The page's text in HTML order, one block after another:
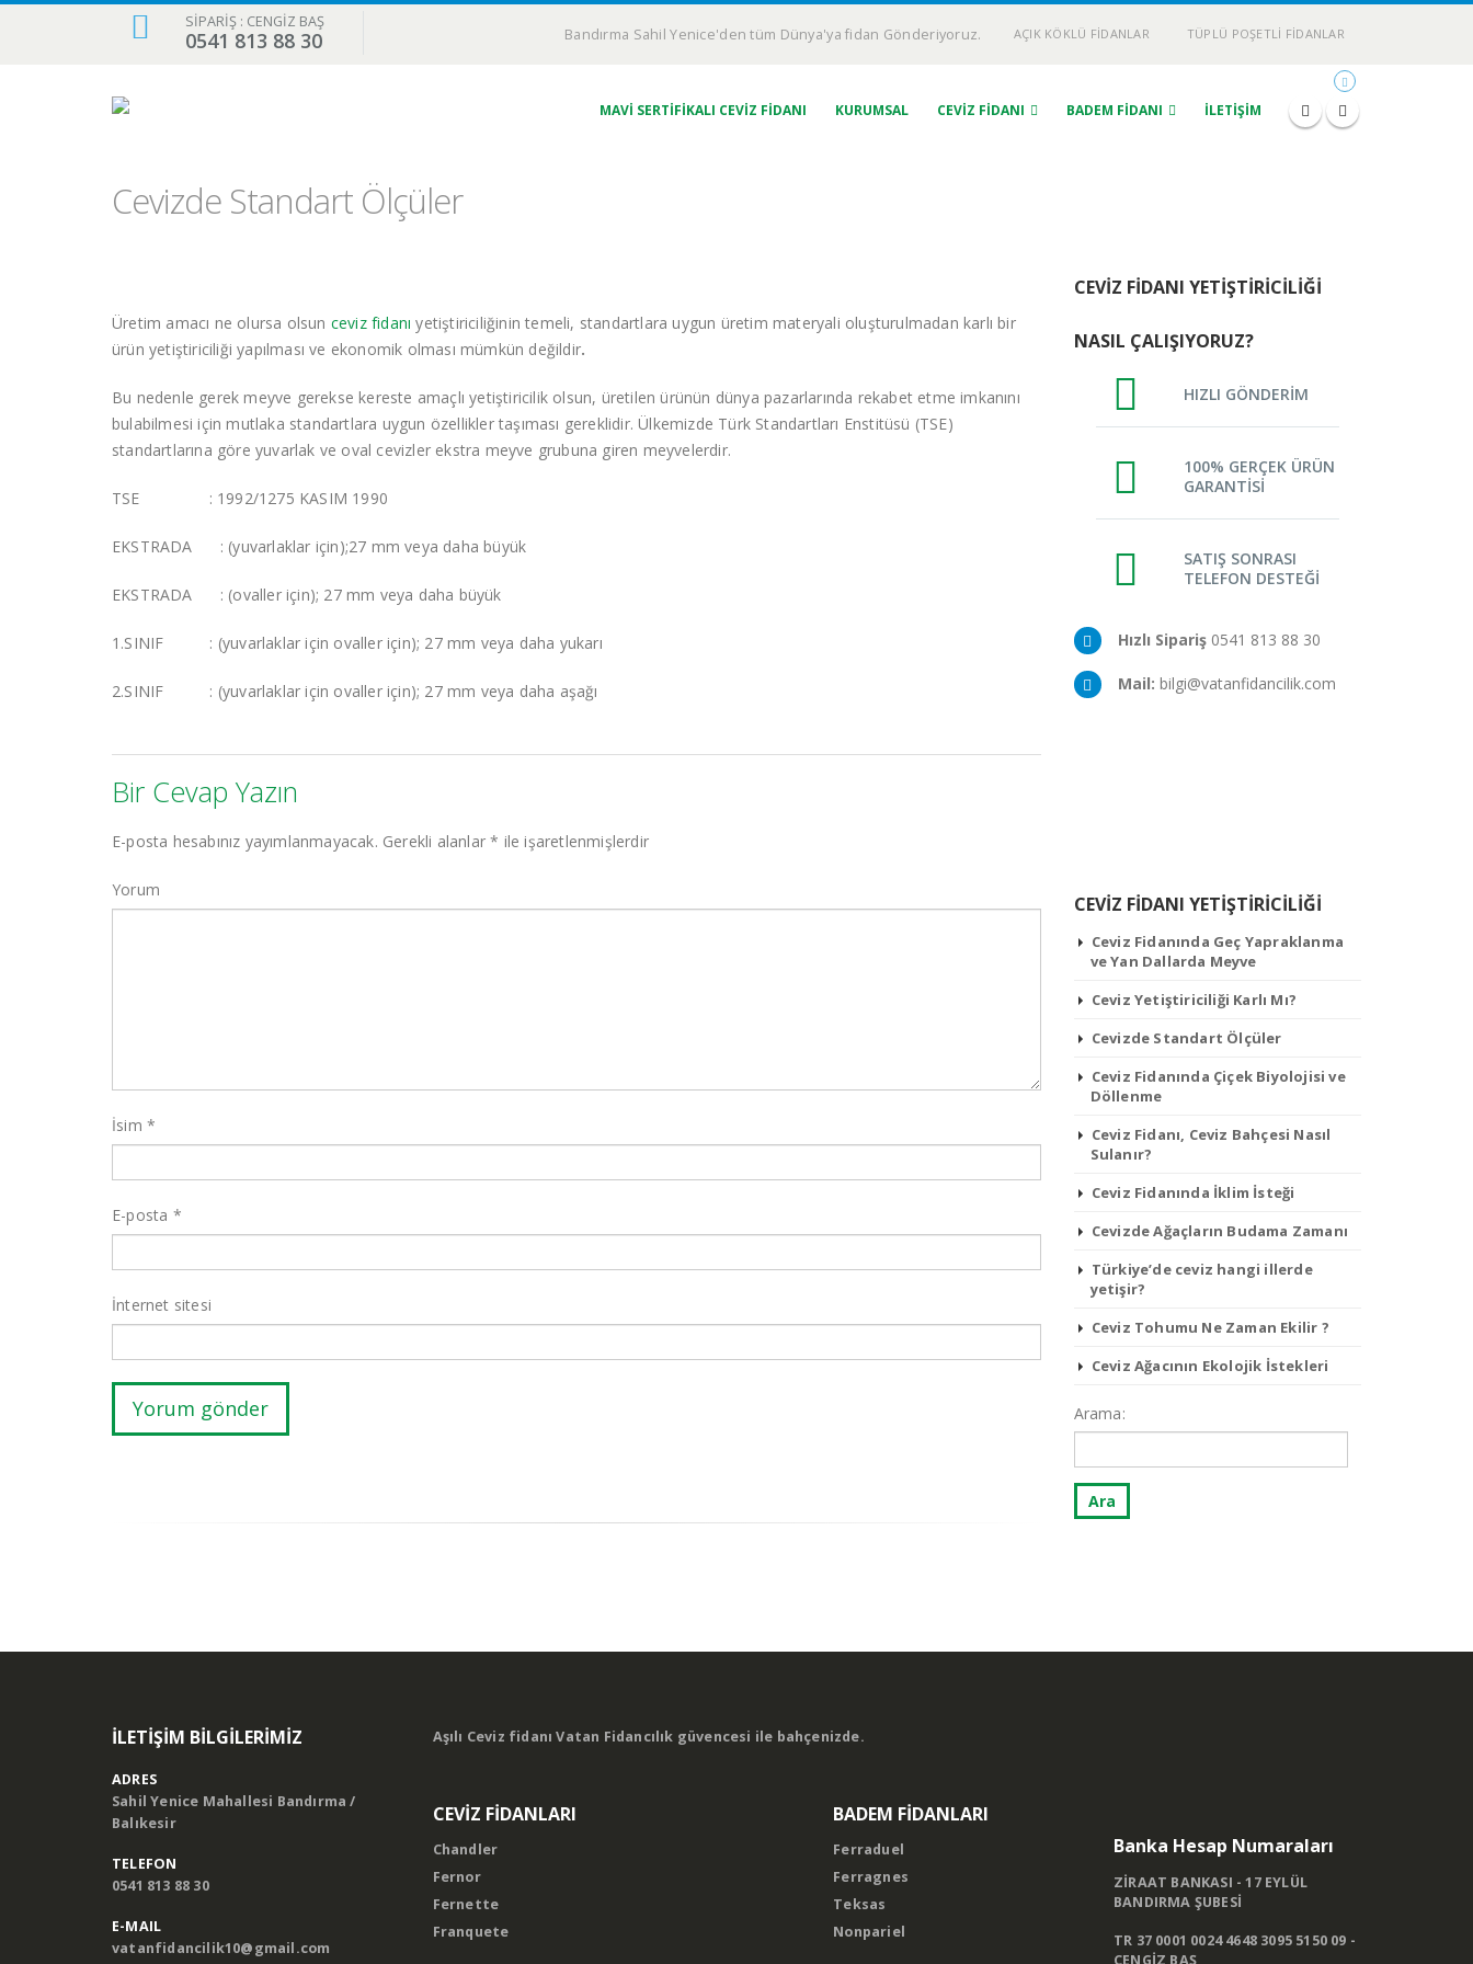
SİPARİŞ : CENGİZ BAŞ
0541 813 88 30 Bandırma Sahil Yenice'den tüm Dünya'ya fidan Gönderiyoruz. AÇIK KÖKLÜ FIDANLAR TÜPLÜ POŞETLI FIDANLAR
MAVI SERTIFIKALI CEVIZ FIDANI KURUMSAL CEVIZ FIDANI BADEM FIDANI İLETIŞIM
Cevizde Standart Ölçüler
Üretim amacı ne olursa olsun ceviz fidanı yetiştiriciliğinin temeli, standartlara uygun üretim materyali oluşturulmadan karlı bir
ürün yetiştiriciliği yapılması ve ekonomik olması mümkün değildir.
Bu nedenle gerek meyve gerekse kereste amaçlı yetiştiricilik olsun, üretilen ürünün dünya pazarlarında rekabet etme imkanını
bulabilmesi için mutlaka standartlara uygun özellikler taşıması gereklidir. Ülkemizde Türk Standartları Enstitüsü (TSE)
standartlarına göre yuvarlak ve oval cevizler ekstra meyve grubuna giren meyvelerdir.
TSE : 1992/1275 KASIM 1990
EKSTRADA : (yuvarlaklar için);27 mm veya daha büyük
EKSTRADA : (ovaller için); 27 mm veya daha büyük
1.SINIF : (yuvarlaklar için ovaller için); 27 mm veya daha yukarı
2.SINIF : (yuvarlaklar için ovaller için); 27 mm veya daha aşağı
Bir Cevap Yazın
E-posta hesabınız yayımlanmayacak. Gerekli alanlar* ile işaretlenmişlerdir
Yorum
İsim *
E-posta *
İnternet sitesi
CEVIZ FIDANI YETIŞTIRICILIĞI
NASIL ÇALIŞIYORUZ?
HIZLI GÖNDERİM
100% GERÇEK ÜRÜN
GARANTİSİ
SATIŞ SONRASI
TELEFON DESTEĞİ
Hızlı Sipariş0541 813 88 30
Mail: bilgi@vatanfidancilik.com
CEVIZ FIDANI YETIŞTIRICILIĞI
Ceviz Fidanında Geç Yapraklanma
ve Yan Dallarda Meyve
Ceviz Yetiştiriciliği Karlı Mı?
Cevizde Standart Ölçüler
Ceviz Fidanında Çiçek Biyolojisi ve
Döllenme
Ceviz Fidanı, Ceviz Bahçesi Nasıl
Sulanır?
Ceviz Fidanında İklim İsteği
Cevizde Ağaçların Budama Zamanı
Türkiye’de ceviz hangi illerde
yetişir?
Ceviz Tohumu Ne Zaman Ekilir ?
Ceviz Ağacının Ekolojik İstekleri
Arama:
İLETIŞIM BILGILERIMIZ
ADRES
Sahil Yenice Mahallesi Bandırma /
Balıkesir
TELEFON
0541 813 88 30
E-MAIL
vatanfidancilik10@gmail.com
Aşılı Ceviz fidanı Vatan Fidancılık güvencesi ile bahçenizde.
CEVİZ FİDANLARI
Chandler
Fernor
Fernette
Franquete
BADEM FİDANLARI
Ferraduel
Ferragnes
Teksas
Nonpariel
Banka Hesap Numaraları
ZİRAAT BANKASI - 17 EYLÜL
BANDIRMA ŞUBESİ
TR 37 0001 0024 4648 3095 5150 09 -
CENGİZ BAŞ